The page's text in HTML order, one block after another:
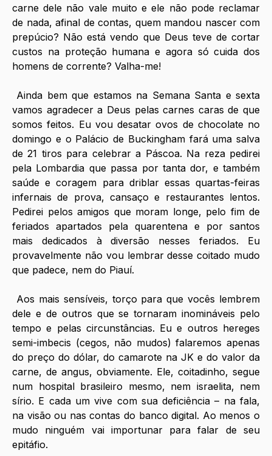
carne dele não vale muito e ele não pode reclamar
de nada, afinal de contas, quem mandou nascer com
prepúcio? Não está vendo que Deus teve de cortar
custos na proteção humana e agora só cuida dos
homens de corrente? Valha-me!
Ainda bem que estamos na Semana Santa e sexta
vamos agradecer a Deus pelas carnes caras de que
somos feitos. Eu vou desatar ovos de chocolate no
domingo e o Palácio de Buckingham fará uma salva
de 21 tiros para celebrar a Páscoa. Na reza pedirei
pela Lombardia que passa por tanta dor, e também
saúde e coragem para driblar essas quartas-feiras
infernais de prova, cansaço e restaurantes lentos.
Pedirei pelos amigos que moram longe, pelo fim de
feriados apartados pela quarentena e por santos
mais dedicados à diversão nesses feriados. Eu
provavelmente não vou lembrar desse coitado mudo
que padece, nem do Piauí.
Aos mais sensíveis, torço para que vocês lembrem
dele e de outros que se tornaram inomináveis pelo
tempo e pelas circunstâncias. Eu e outros hereges
semi-imbecis (cegos, não mudos) falaremos apenas
do preço do dólar, do camarote na JK e do valor da
carne, de angus, obviamente. Ele, coitadinho, segue
num hospital brasileiro mesmo, nem israelita, nem
sírio. E cada um vive com sua deficiência – na fala,
na visão ou nas contas do banco digital. Ao menos o
mudo ninguém vai importunar para falar de seu
epitáfio.